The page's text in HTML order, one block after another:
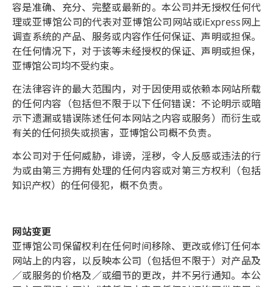
容是准确、充分、完整或最新的。本公司并无授权任何代
理或亚博馆公司的代表对亚博馆公司网站或iExpress网上
调查系统的产品、服务或内容作任何保证、声明或担保。
在任何情况下，对于该等未经授权的保证、声明或担保，
亚博馆公司均不受约束。
在法律容许的最大范围内，对于因使用或依赖本网站所载
的任何内容（包括但不限于以下任何错误：不论明示或暗
示下遗漏或错误陈述任何本网站之内容或服务）而衍生或
有关的任何损失或损害，亚博馆公司概不负责。
本公司对于任何威胁，诽谤，淫秽，令人反感或违法的行
为或由第三方拥有处理的任何内容或对第三方权利（包括
知识产权）的任何侵犯，概不负责。
网站变更
亚博馆公司保留权利在任何时间移除、更改或修订任何本
网站上的内容，以反映本公司（包括但不限于）对产品及
／或服务的价格及／或细节的更改，并不另行通知。本公